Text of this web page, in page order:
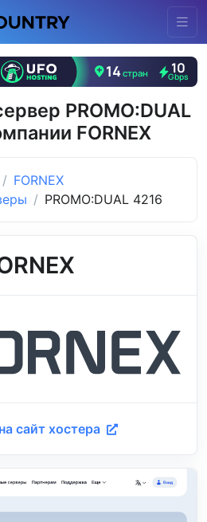
PROMO:DUAL
FORNEX
FORNEX
PROMO:DUAL 4216
сайт хостера